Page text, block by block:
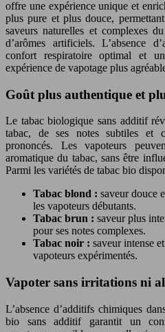
offre une expérience unique et
plus pure et plus douce,
saveurs naturelles et complexes
d’arômes artificiels. L’absence
confort respiratoire optimal et
expérience de vapotage plus
Goût plus authentique et
Le tabac biologique sans additif
tabac, de ses notes subtiles et
prononcés. Les vapoteurs
aromatique du tabac, sans être
Parmi les variétés de tabac bio
Tabac blond : saveur douce
les vapoteurs débutants.
Tabac brun : saveur plus
pour ses notes complexes.
Tabac noir : saveur intense
vapoteurs expérimentés.
Vapoter sans irritations ni
L’absence d’additifs chimiques
bio sans additif garantit un